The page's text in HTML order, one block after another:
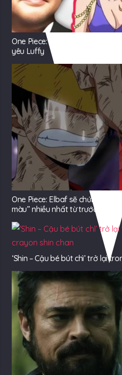
One Piece: Oda giải thích lý do
yêu Luffy
One Piece: Elbaf sẽ chứng kiến
màu” nhiều nhất từ trước đến
‘Shin – Cậu bé bút chì’ trở lại